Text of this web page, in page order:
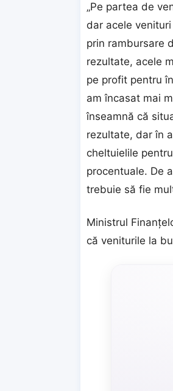
„Pe partea de
dar acele
prin rambursare
rezultate, acele
pe profit pentru
am încasat mai
înseamnă că
rezultate, dar în
cheltuielile
procentuale. De
trebuie să fie
Ministrul
că veniturile la